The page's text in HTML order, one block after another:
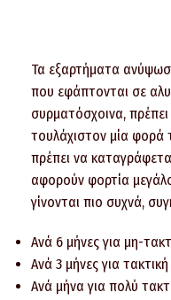
Τα εξαρτήματα
που εφάπτονται σε
συρματόσχοινα,
τουλάχιστον μία φορά
πρέπει να
αφορούν φορτία
γίνονται πιο συχνά,
Ανά 6 μήνες για μη-
Ανά 3 μήνες για
Ανά μήνα για πολύ